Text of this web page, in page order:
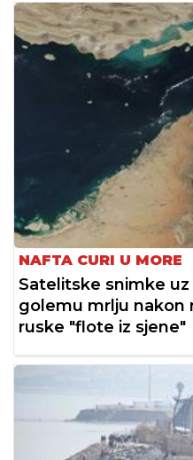
NAFTA CURI U MORE
Satelitske snimke
golemu mrlju nakon
ruske "flote iz sjene"